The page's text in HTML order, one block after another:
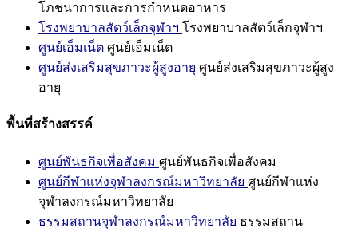
โภชนาการและการกำหนดอาหาร
โรงพยาบาลสัตว์เล็กจุฬาฯ โรงพยาบาลสัตว์เล็กจุฬาฯ
ศูนย์เอ็มเน็ต ศูนย์เอ็มเน็ต
ศูนย์ส่งเสริมสุขภาวะผู้สูงอายุ ศูนย์ส่งเสริมสุขภาวะผู้สูง
อายุ
พื้นที่สร้างสรรค์
ศูนย์พันธกิจเพื่อสังคม ศูนย์พันธกิจเพื่อสังคม
ศูนย์กีฬาแห่งจุฬาลงกรณ์มหาวิทยาลัย ศูนย์กีฬาแห่ง
จุฬาลงกรณ์มหาวิทยาลัย
ธรรมสถานจุฬาลงกรณ์มหาวิทยาลัย ธรรมสถาน